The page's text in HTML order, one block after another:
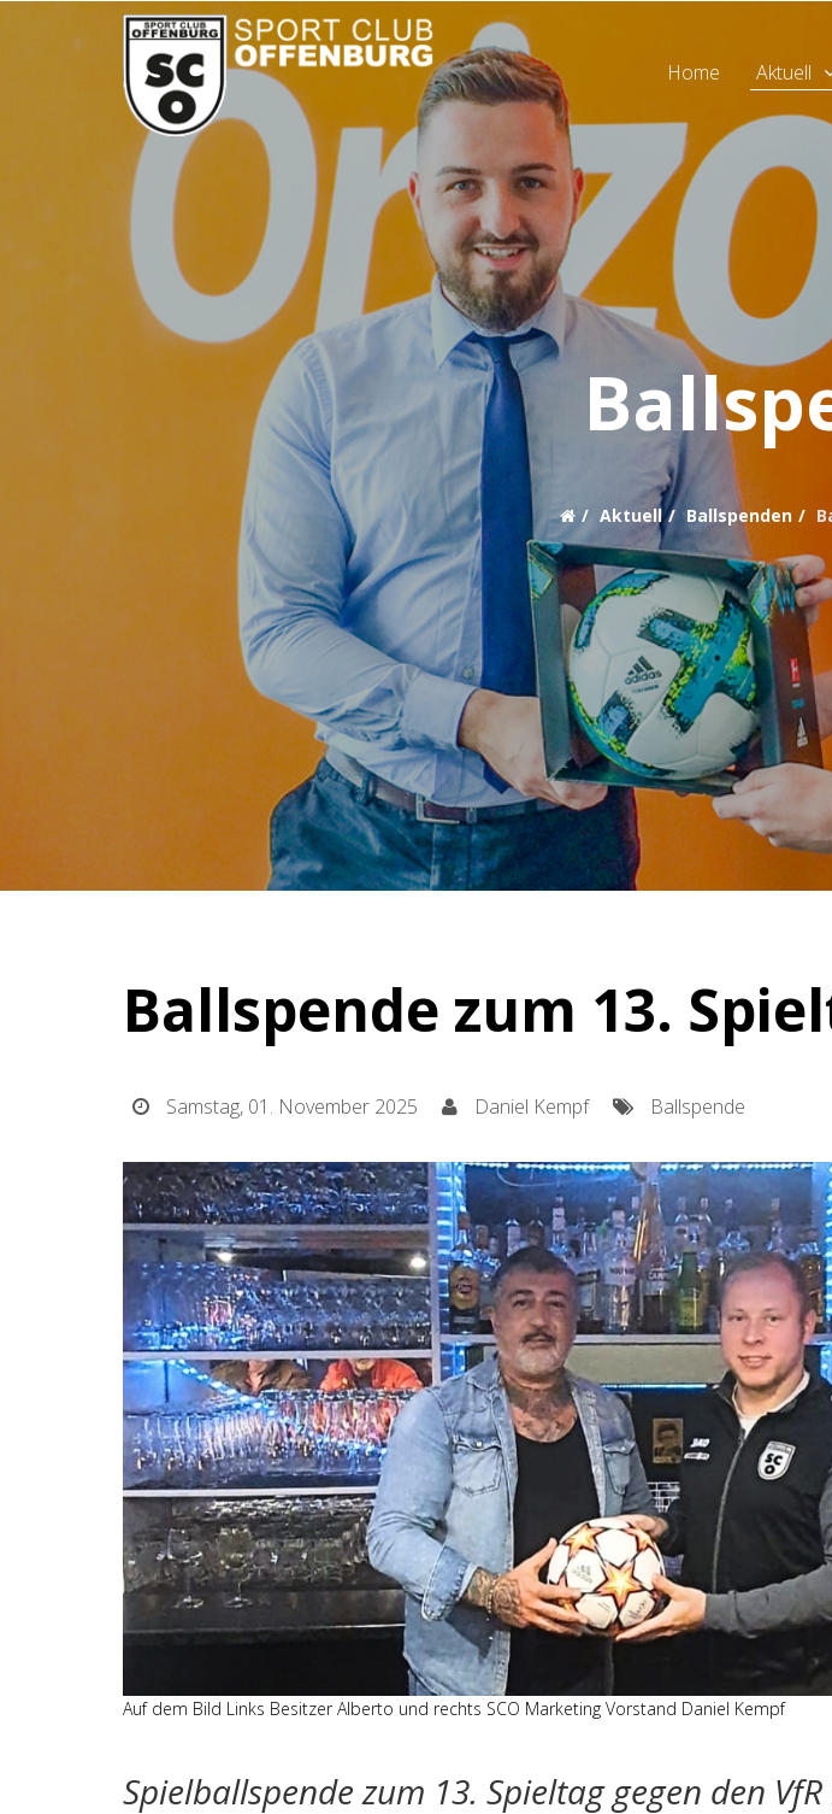
Home Aktuell
Aktuell Ballspenden
Ballspende zum 13.
Samstag, 01. November 2025 Daniel Kempf Ballspende
Auf dem Bild Links Besitzer Alberto und rechts SCO Marketing Vorstand Daniel Kempf
Spielballspende zum 13. Spieltag gegen den